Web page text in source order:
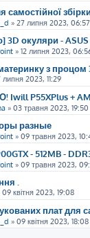
самостійної
» 27 липня 2023, 06:57
3D окуляри - ASUS
» 12 липня 2023,
з процом
липня 2023, 11:29
Iwill P55XPlus +
» 03 травня 2023, 19:50
разные
» 09 травня 2023,
- 512MB -
» 09 травня 2023,
.
09 квітня 2023, 19:08
плат для
» 09 квітня 2023, 18:08